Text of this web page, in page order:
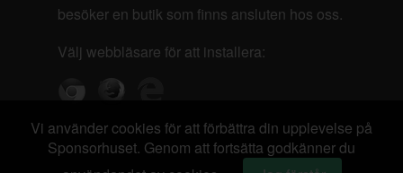
besöker en butik som finns ansluten hos oss.
Välj webbläsare för att installera:
Vi använder cookies för att förbättra din upplevelse på
Sponsorhuset. Genom att fortsätta godkänner du